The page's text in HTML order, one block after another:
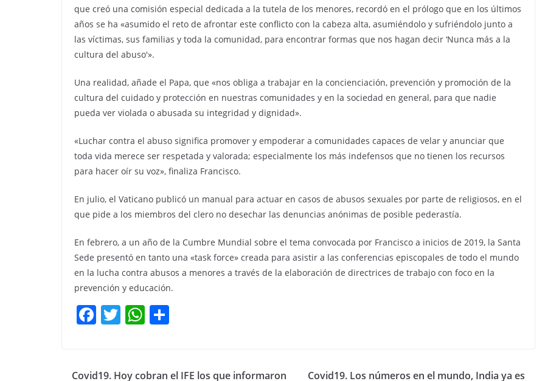
que creó una comisión especial dedicada a la tutela de los menores, recordó en el prólogo que en los últimos
años se ha «asumido el reto de afrontar este conflicto con la cabeza alta, asumiéndolo y sufriéndolo junto a
las víctimas, sus familias y toda la comunidad, para encontrar formas que nos hagan decir ‘Nunca más a la
cultura del abuso'».
Una realidad, añade el Papa, que «nos obliga a trabajar en la concienciación, prevención y promoción de la
cultura del cuidado y protección en nuestras comunidades y en la sociedad en general, para que nadie
pueda ver violada o abusada su integridad y dignidad».
«Luchar contra el abuso significa promover y empoderar a comunidades capaces de velar y anunciar que
toda vida merece ser respetada y valorada; especialmente los más indefensos que no tienen los recursos
para hacer oír su voz», finaliza Francisco.
En julio, el Vaticano publicó un manual para actuar en casos de abusos sexuales por parte de religiosos, en el
que pide a los miembros del clero no desechar las denuncias anónimas de posible pederastía.
En febrero, a un año de la Cumbre Mundial sobre el tema convocada por Francisco a inicios de 2019, la Santa
Sede presentó en tanto una «task force» creada para asistir a las conferencias episcopales de todo el mundo
en la lucha contra abusos a menores a través de la elaboración de directrices de trabajo con foco en la
prevención y educación.
F
e
T
er
W
s p
Covid19. Hoy cobran el IFE los que informaron Covid19. Los números en el mundo, India ya es